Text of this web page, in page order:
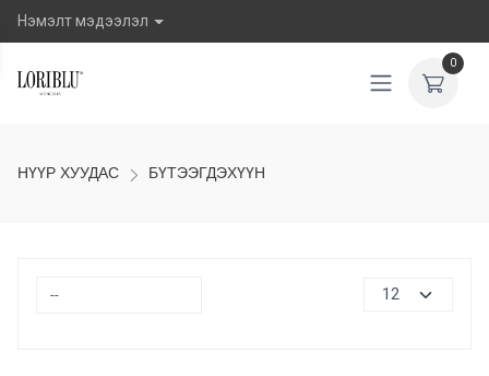
Нэмэлт мэдээлэл
0
НҮҮР ХУУДАС БҮТЭЭГДЭХҮҮН